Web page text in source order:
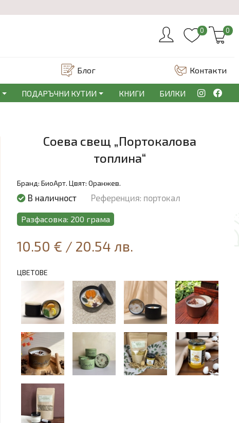
0 0
Блог Контакти
ПОДАРЪЧНИ КУТИИ КНИГИ БИЛКИ
Соeва свещ „Портокалова
топлина“
Бранд: БиоАрт. Цвят: Оранжев.
В наличност Референция: портокал
Разфасовка: 200 грама
10.50 € / 20.54 лв.
ЦВЕТОВЕ